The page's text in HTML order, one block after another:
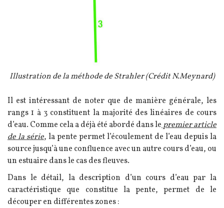
Légende
Illustration de la méthode de Strahler (Crédit N.Meynard)
Texte
Il est intéressant de noter que de manière générale, les
rangs 1 à 3 constituent la majorité des linéaires de cours
d’eau. Comme cela a déjà été abordé dans lepremier article
de la série, la pente permet l’écoulement de l’eau depuis la
source jusqu’à une confluence avec un autre cours d’eau, ou
un estuaire dans le cas des fleuves.
Dans le détail, la description d’un cours d’eau par la
caractéristique que constitue la pente, permet de le
découper en différentes zones :